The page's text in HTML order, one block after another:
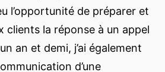
l’opportunité de préparer et
clients la réponse à un appel
an et demi, j’ai également
d’une